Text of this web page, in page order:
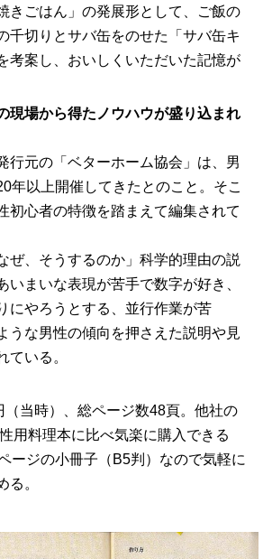
きごはん」の発展形として、ご飯の
千切りとサバ缶をのせた「サバ缶キ
考案し、おいしくいただいた記憶が
現場から得たノウハウが盛り込まれ
行元の「ベターホーム協会」は、男
年以上開催してきたとのこと。そこ
初心者の特徴を踏まえて編集されて
ぜ、そうするのか」科学的理由の説
いまいな表現が苦手で数字が好き、
にやろうとする、並行作業が苦
な男性の傾向を押さえた説明や見
ている。
（当時）、総ページ数48頁。他社の
用料理本に比べ気楽に購入できる
ージの小冊子（B5判）なので気軽に
る。